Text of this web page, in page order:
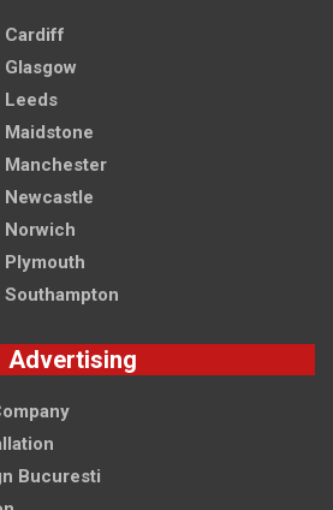
Cardiff
Leeds
Maidstone
Manchester
Newcastle
Norwich
Plymouth
Southampton
Advertising
Bucuresti